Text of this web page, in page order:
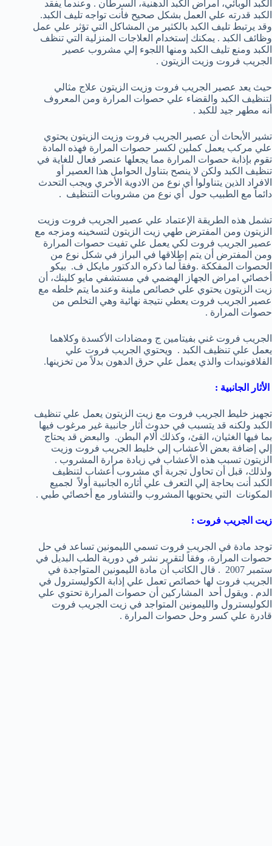
الكبد الوبائي، أمراض الكبد الدهنية، السرطان . وعندما يفقد
الكبد قدرته علي العمل بشكل صحيح فأنت تواجه تليف الكبد.
وقد يرتبط تليف الكبد بالكثير من المشاكل التي تؤثر علي عمل
وظائف الكبد . يمكنك إستخدام العلاجات المنزلية التي تنظف
الكبد ومنع تليف الكبد ومنها اللجوء إلي مشروب عصير
الجريب فروت وزيت الزيتون .
حيث يعد عصير الجريب فروت وزيت الزيتون علاج مثالي
لتنظيف الكبد والقضاء علي حصوات المرارة ومن المعروف
أنه مطهر جيد للكبد .
تشير الأبحاث أن عصير الجريب فروت وزيت الزيتون يحتوي
علي مركب يعمل كملين لكسر حصوات المرارة فهذه المادة
تقوم بإذابة حصوات المرارة مما يجعلها عنصر فعال للغاية في
تنظيف الكبد ولكن لا ينصح بتناول الحوامل هذا العصير أو
الافراد الذين يتناولوا أي نوع من الادوية الأخري ويجب التحدث
دائماً مع الطبيب حول أي نوع من مشروبات التنظيف .
تشمل هذه الطريقة الإعتماد علي عصير الجريب فروت وزيت
الزيتون ومن المفترض طهي زيت الزيتون لتسخينه ومزجه مع
عصير الجريب فروت لكي يعمل علي تفيت حصوات المرارة
ومن المفترض أن يتم إطلاقها في البراز في شكل نوع من
الحصوات المفككة .وفقاً لما ذكره الدكتور مايكل ف. بيكو
أخصائي امراض الجهاز الهضمي في مستشفي مايو كلينك، أن
زيت الزيتون يحتوي علي خصائص ملينة وعندما يتم خلطه مع
عصير الجريب فروت يعطي نتيجة نهائية وهي التخلص من
حصوات المرارة .
الجريب فروت غني بفيتامين ج ومضادات الأكسدة وكلاهما
يعمل علي تنظيف الكبد . ويحتوي الجريب فروت علي
الفلافونيدات والذي يعمل علي حرق الدهون بدلاً من تخزينها.
الأثار الجانبية :
تجهيز خليط الجريب فروت مع زيت الزيتون يعمل علي تنظيف
الكبد ولكنه قد يتسبب في حدوث أثار جانبية غير مرغوب فيها
بما فيها الغثيان، القئ، وكذلك ألام البطن. والبعض قد يحتاج
إلي إضافة بعض الأعشاب إلي خليط الجريب فروت وزيت
الزيتون تسبب هذه الأعشاب في زيادة مرارة المشروب .
ولذلك، قبل أن تحاول تجربة أي مشروب أعشاب لتنظيف
الكبد أنت بحاجة إلي التعرف علي أثاره الجانبية أولاً لجميع
المكونات التي يحتويها المشروب والتشاور مع أخصائي طبي .
زيت الجريب فروت :
توجد مادة في الجريب فروت تسمي الليمونين تساعد في حل
حصوات المرارة، وفقاً لتقرير نشر في دورية الطب البديل في
ستمبر 2007 . قال الكاتب أن مادة الليمونين المتواجدة في
الجريب فروت لها خصائص تعمل علي إذابة الكوليسترول في
الدم . ويقول أحد المشاركين أن حصوات المرارة تحتوي علي
الكوليسترول والليمونين المتواجد في زيت الجريب فروت
قادرة علي كسر وحل حصوات المرارة .